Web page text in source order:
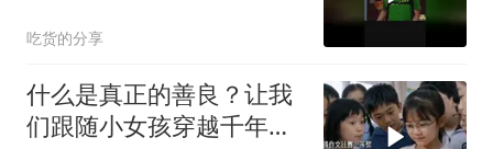
吃货的分享
什么是真正的善良？让我
们跟随小女孩穿越千年寻